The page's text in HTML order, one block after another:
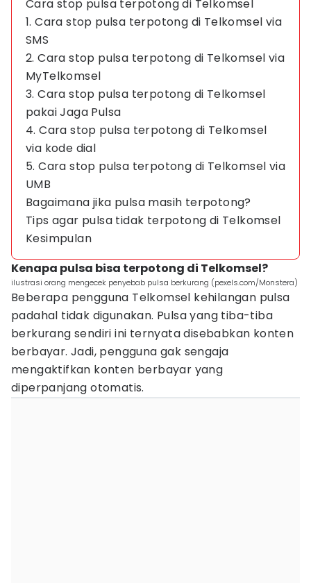
Cara stop pulsa terpotong di Telkomsel
1. Cara stop pulsa terpotong di Telkomsel via
SMS
2. Cara stop pulsa terpotong di Telkomsel via
MyTelkomsel
3. Cara stop pulsa terpotong di Telkomsel
pakai Jaga Pulsa
4. Cara stop pulsa terpotong di Telkomsel
via kode dial
5. Cara stop pulsa terpotong di Telkomsel via
UMB
Bagaimana jika pulsa masih terpotong?
Tips agar pulsa tidak terpotong di Telkomsel
Kesimpulan
Kenapa pulsa bisa terpotong di Telkomsel?
ilustrasi orang mengecek penyebab pulsa berkurang (pexels.com/Monstera)
Beberapa pengguna Telkomsel kehilangan pulsa
padahal tidak digunakan. Pulsa yang tiba-tiba
berkurang sendiri ini ternyata disebabkan konten
berbayar. Jadi, pengguna gak sengaja
mengaktifkan konten berbayar yang
diperpanjang otomatis.